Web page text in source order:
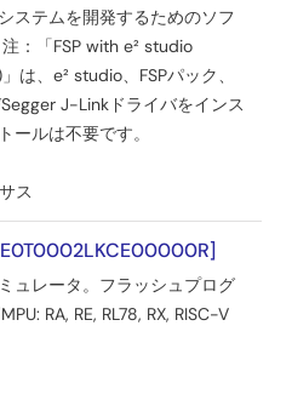
ステムを開発するためのソフ
：「FSP with e² studio
は、e² studio、FSPパック、
J-Linkドライバをインス
ールは不要です。
ス
ュレータ。フラッシュプログ
RA, RE, RL78, RX, RISC-V